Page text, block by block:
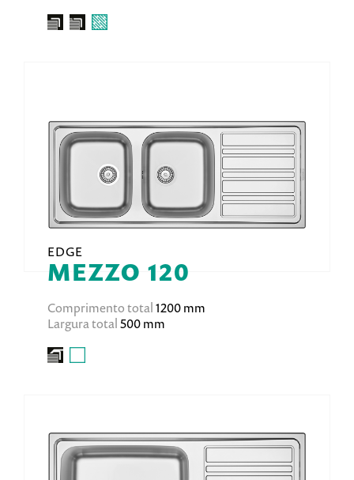
EDGE
MEZZO 120
Comprimento total1200 mm
Largura total500 mm